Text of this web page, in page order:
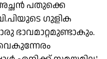
പതുക്കെ
ഗുളിക
ഭാവമാറ്റമുണ്ടാകും.